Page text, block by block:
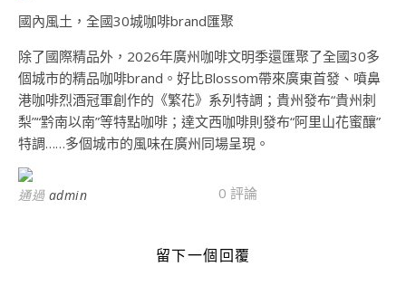
國內風土，全國30城咖啡brand匯聚
除了國際精品外，2026年廣州咖啡文明季還匯聚了全國30多
個城市的精品咖啡brand。好比Blossom帶來廣東首發、噴鼻
港咖啡烈酒冠軍創作的《繁花》系列特調；貴州發布“貴州刺
梨”“黔南以南”等特點咖啡；達文西咖啡則發布“阿里山花蜜釀”
特調……多個城市的風味在廣州同場呈現。
通過 admin 0 評論
留下一個回覆